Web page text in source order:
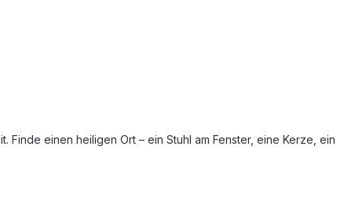
einen heiligen Ort – ein Stuhl am Fenster, eine Kerze, ein